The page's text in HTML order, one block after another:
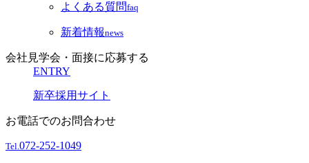
よくある質問faq
新着情報news
会社見学会・面接に応募する
ENTRY
新卒採用サイト
お電話でのお問合わせ
Tel.072-252-1049